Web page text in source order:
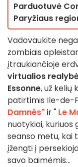
Parduotuvė
Paryžiaus
Vadovaukite
zombiais
įtraukiančioje
virtualios
Essonne, už kelių
patirtimis Ile-de-
Damnés"ir " Le
nuotykiai,
seanso metu, kai
įžengti į
savo baimėmis...